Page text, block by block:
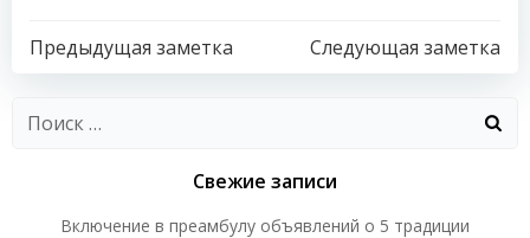
Навигация
по
записям
Предыдущая заметка
Навигация
записям
Следующая заметка
Свежие записи
Включение в преамбулу объявлений о 5 традиции